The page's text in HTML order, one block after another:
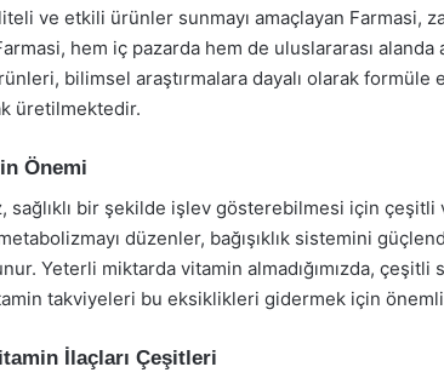
ve etkili ürünler sunmayı amaçlayan Farmasi,
hem iç pazarda hem de uluslararası
bilimsel araştırmalara dayalı olarak formüle
üretilmektedir.
Önemi
sağlıklı bir şekilde işlev gösterebilmesi için
düzenler, bağışıklık sistemini
Yeterli miktarda vitamin almadığımızda, çeşitli
takviyeleri bu eksiklikleri gidermek için
İlaçları Çeşitleri